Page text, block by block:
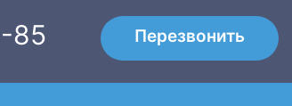
85 Перезвонить